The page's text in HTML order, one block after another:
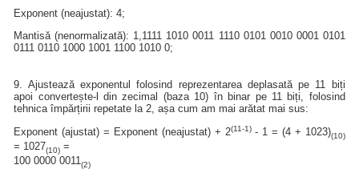
Exponent (neajustat): 4;
Mantisă (nenormalizată): 1,1111 1010 0011 1110 0101 0010 0001 0101
0111 0110 1000 1001 1100 1010 0;
9. Ajustează exponentul folosind reprezentarea deplasată pe 11 biți
apoi convertește-l din zecimal (baza 10) în binar pe 11 biți, folosind
tehnica împărțirii repetate la 2, așa cum am mai arătat mai sus:
Exponent (ajustat) = Exponent (neajustat) + 2(11-1)- 1 = (4 + 1023)(10)
= 1027(10) =
100 0000 0011 (2)